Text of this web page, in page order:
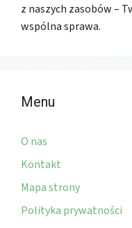
z naszych zasobów –
wspólna sprawa.
Menu
O nas
Kontakt
Mapa strony
Polityka prywatności